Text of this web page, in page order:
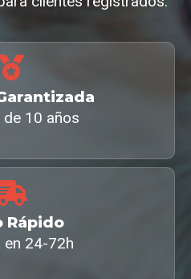
de 10 años
Rápido
en 24-72h